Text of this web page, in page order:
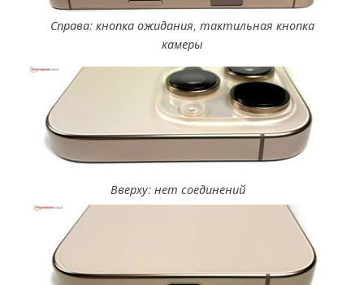
Справа: кнопка ожидания, тактильная кнопка
камеры
Вверху: нет соединений